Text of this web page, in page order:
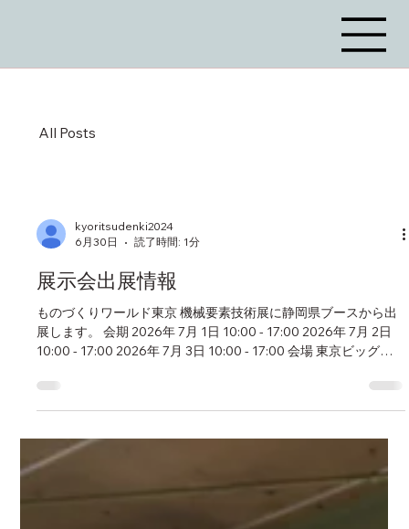
All Posts
kyoritsudenki2024
6月30日
読了時間: 1分
展示会出展情報
ものづくりワールド東京 機械要素技術展に静岡県ブースから出
展します。 会期 2026年 7月 1日 10:00 - 17:00 2026年 7月 2日
10:00 - 17:00 2026年 7月 3日 10:00 - 17:00 会場 東京ビッグサ
弊社からのご招待URLとなります。 [一般]
https://www.manufacturing-world.jp/tokyo/ja-jp/register.html?
https://www.manufacturing-world.jp/tokyo/ja-jp/register.html?
code=1704351361573028-QPU ぜひお越しください。